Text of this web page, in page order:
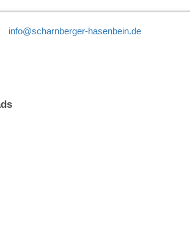
info@scharnberger-hasenbein.de